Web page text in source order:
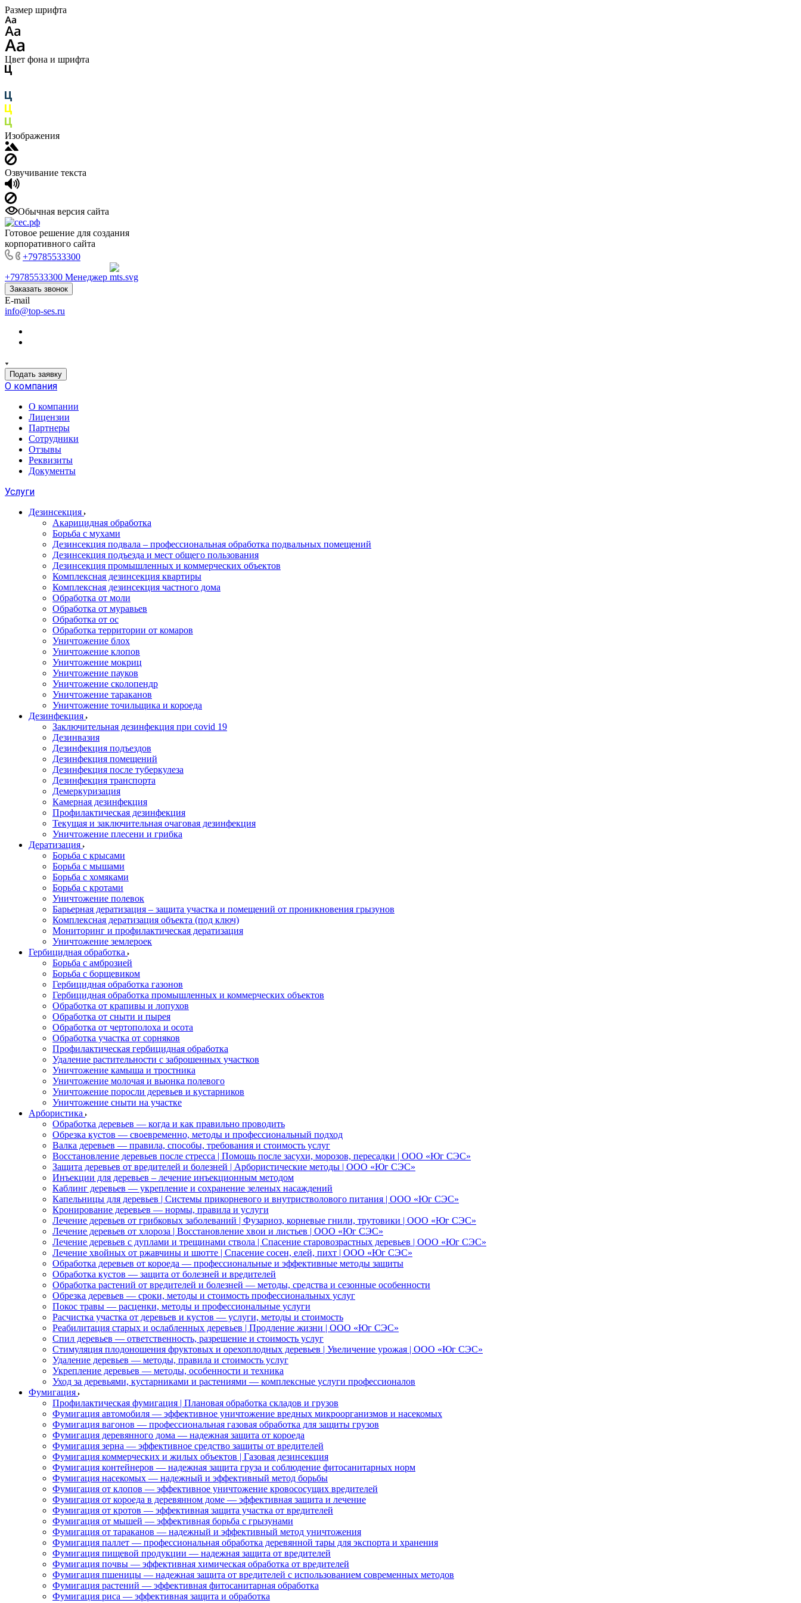
Размер шрифта
Цвет фона и шрифта
Изображения
Озвучивание текста
Обычная версия сайта
Готовое решение для создания
корпоративного сайта
+79785533300
+79785533300 Менеджер
Заказать звонок
E-mail
info@top-ses.ru
Подать заявку
О компания
О компании
Лицензии
Партнеры
Сотрудники
Отзывы
Реквизиты
Документы
Услуги
Дезинсекция
Акарицидная обработка
Борьба с мухами
Дезинсекция подвала – профессиональная обработка подвальных помещений
Дезинсекция подъезда и мест общего пользования
Дезинсекция промышленных и коммерческих объектов
Комплексная дезинсекция квартиры
Комплексная дезинсекция частного дома
Обработка от моли
Обработка от муравьев
Обработка от ос
Обработка территории от комаров
Уничтожение блох
Уничтожение клопов
Уничтожение мокриц
Уничтожение пауков
Уничтожение сколопендр
Уничтожение тараканов
Уничтожение точильщика и короеда
Дезинфекция
Заключительная дезинфекция при covid 19
Дезинвазия
Дезинфекция подъездов
Дезинфекция помещений
Дезинфекция после туберкулеза
Дезинфекция транспорта
Демеркуризация
Камерная дезинфекция
Профилактическая дезинфекция
Текущая и заключительная очаговая дезинфекция
Уничтожение плесени и грибка
Дератизация
Борьба с крысами
Борьба с мышами
Борьба с хомяками
Борьба с кротами
Уничтожение полевок
Барьерная дератизация – защита участка и помещений от проникновения грызунов
Комплексная дератизация объекта (под ключ)
Мониторинг и профилактическая дератизация
Уничтожение землероек
Гербицидная обработка
Борьба с амброзией
Борьба с борщевиком
Гербицидная обработка газонов
Гербицидная обработка промышленных и коммерческих объектов
Обработка от крапивы и лопухов
Обработка от сныти и пырея
Обработка от чертополоха и осота
Обработка участка от сорняков
Профилактическая гербицидная обработка
Удаление растительности с заброшенных участков
Уничтожение камыша и тростника
Уничтожение молочая и вьюнка полевого
Уничтожение поросли деревьев и кустарников
Уничтожение сныти на участке
Арбористика
Обработка деревьев — когда и как правильно проводить
Обрезка кустов — своевременно, методы и профессиональный подход
Валка деревьев — правила, способы, требования и стоимость услуг
Восстановление деревьев после стресса | Помощь после засухи, морозов, пересадки | ООО «Юг СЭС»
Защита деревьев от вредителей и болезней | Арбористические методы | ООО «Юг СЭС»
Инъекции для деревьев – лечение инъекционным методом
Каблинг деревьев — укрепление и сохранение зеленых насаждений
Капельницы для деревьев | Системы прикорневого и внутристволового питания | ООО «Юг СЭС»
Кронирование деревьев — нормы, правила и услуги
Лечение деревьев от грибковых заболеваний | Фузариоз, корневые гнили, трутовики | ООО «Юг СЭС»
Лечение деревьев от хлороза | Восстановление хвои и листьев | ООО «Юг СЭС»
Лечение деревьев с дуплами и трещинами ствола | Спасение старовозрастных деревьев | ООО «Юг СЭС»
Лечение хвойных от ржавчины и шютте | Спасение сосен, елей, пихт | ООО «Юг СЭС»
Обработка деревьев от короеда — профессиональные и эффективные методы защиты
Обработка кустов — защита от болезней и вредителей
Обработка растений от вредителей и болезней — методы, средства и сезонные особенности
Обрезка деревьев — сроки, методы и стоимость профессиональных услуг
Покос травы — расценки, методы и профессиональные услуги
Расчистка участка от деревьев и кустов — услуги, методы и стоимость
Реабилитация старых и ослабленных деревьев | Продление жизни | ООО «Юг СЭС»
Спил деревьев — ответственность, разрешение и стоимость услуг
Стимуляция плодоношения фруктовых и орехоплодных деревьев | Увеличение урожая | ООО «Юг СЭС»
Удаление деревьев — методы, правила и стоимость услуг
Укрепление деревьев — методы, особенности и техника
Уход за деревьями, кустарниками и растениями — комплексные услуги профессионалов
Фумигация
Профилактическая фумигация | Плановая обработка складов и грузов
Фумигация автомобиля — эффективное уничтожение вредных микроорганизмов и насекомых
Фумигация вагонов — профессиональная газовая обработка для защиты грузов
Фумигация деревянного дома — надежная защита от короеда
Фумигация зерна — эффективное средство защиты от вредителей
Фумигация коммерческих и жилых объектов | Газовая дезинсекция
Фумигация контейнеров — надежная защита груза и соблюдение фитосанитарных норм
Фумигация насекомых — надежный и эффективный метод борьбы
Фумигация от клопов — эффективное уничтожение кровососущих вредителей
Фумигация от короеда в деревянном доме — эффективная защита и лечение
Фумигация от кротов — эффективная защита участка от вредителей
Фумигация от мышей — эффективная борьба с грызунами
Фумигация от тараканов — надежный и эффективный метод уничтожения
Фумигация паллет — профессиональная обработка деревянной тары для экспорта и хранения
Фумигация пищевой продукции — надежная защита от вредителей
Фумигация почвы — эффективная химическая обработка от вредителей
Фумигация пшеницы — надежная защита от вредителей с использованием современных методов
Фумигация растений — эффективная фитосанитарная обработка
Фумигация риса — эффективная защита и обработка